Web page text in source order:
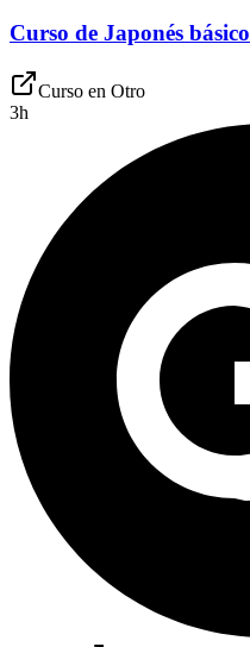
Curso de Japonés básico
Curso en Otro
3h